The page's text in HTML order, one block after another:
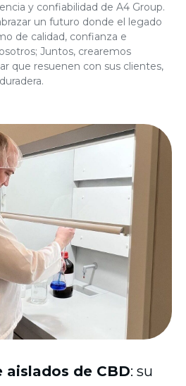
y confiabilidad de A4 Group.
un futuro donde el legado
de calidad, confianza e
Juntos, crearemos
que resuenen con sus clientes,
aislados de CBD: su